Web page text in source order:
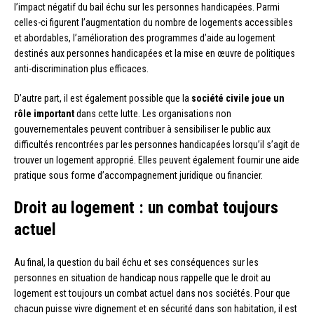
l’impact négatif du bail échu sur les personnes handicapées. Parmi
celles-ci figurent l’augmentation du nombre de logements accessibles
et abordables, l’amélioration des programmes d’aide au logement
destinés aux personnes handicapées et la mise en œuvre de politiques
anti-discrimination plus efficaces.
D’autre part, il est également possible que la société civile joue un
rôle importantdans cette lutte. Les organisations non
gouvernementales peuvent contribuer à sensibiliser le public aux
difficultés rencontrées par les personnes handicapées lorsqu’il s’agit de
trouver un logement approprié. Elles peuvent également fournir une aide
pratique sous forme d’accompagnement juridique ou financier.
Droit au logement : un combat toujours
actuel
Au final, la question du bail échu et ses conséquences sur les
personnes en situation de handicap nous rappelle que le droit au
logement est toujours un combat actuel dans nos sociétés. Pour que
chacun puisse vivre dignement et en sécurité dans son habitation, il est